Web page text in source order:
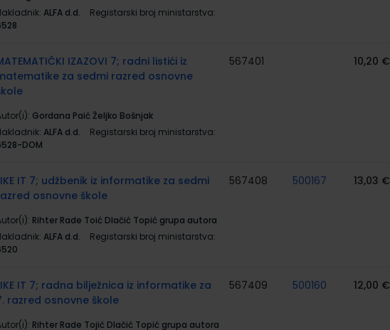
ALFA d.d.
Registarski broj ministarstva:
IZAZOVI 7; radni listići iz
za sedmi razred osnovne
Gordana Paić Željko Bošnjak
ALFA d.d.
Registarski broj ministarstva:
DOM
567401 10,20 €
IT 7; udžbenik iz informatike za sedmi
osnovne škole
Rihter Rade Toić Dlačić Topić grupa autora
ALFA d.d.
Registarski broj ministarstva:
567408 500167 13,03 €
IT 7; radna bilježnica iz informatike za
razred osnovne škole
Rihter Rade Tojić Dlačić Topić grupa autora
567409 500160 12,00 €